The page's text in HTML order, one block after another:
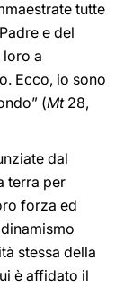
tutte
e del
loro a
Ecco, io sono
(Mt28,
dal
terra per
forza ed
stessa della
è affidato il